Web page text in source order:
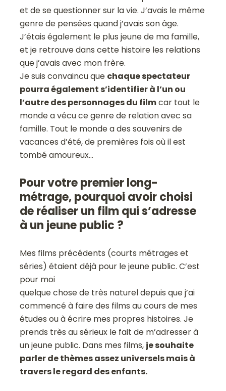
et de se questionner sur la vie. J’avais le même
genre de pensées quand j’avais son âge.
J’étais également le plus jeune de ma famille,
et je retrouve dans cette histoire les relations
que j’avais avec mon frère.
Je suis convaincu que chaque spectateur
pourra également s’identifier à l’un ou
l’autre des personnages du filmcar tout le
monde a vécu ce genre de relation avec sa
famille. Tout le monde a des souvenirs de
vacances d’été, de premières fois où il est
tombé amoureux…
Pour votre premier long-
métrage, pourquoi avoir choisi
de réaliser un film qui s’adresse
à un jeune public ?
Mes films précédents (courts métrages et
séries) étaient déjà pour le jeune public. C’est
pour moi
quelque chose de très naturel depuis que j’ai
commencé à faire des films au cours de mes
études ou à écrire mes propres histoires. Je
prends très au sérieux le fait de m’adresser à
un jeune public. Dans mes films, je souhaite
parler de thèmes assez universels mais à
travers le regard des enfants.